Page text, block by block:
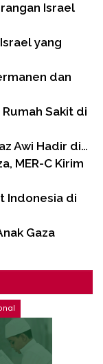
Israel
yang
dan
Sakit di
Awi Hadir di…
MER-C Kirim
Indonesia di
Gaza